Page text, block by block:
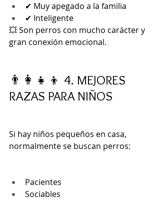
✔ Muy apegado a la familia
✔ Inteligente
💥 Son perros con mucho carácter y
gran conexión emocional.
👨‍👩‍👧‍👦 4. MEJORES
RAZAS PARA NIÑOS
Si hay niños pequeños en casa,
normalmente se buscan perros:
Pacientes
Sociables